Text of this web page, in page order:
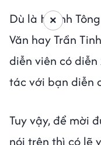
Dù là Huỳnh
Văn hay Trần
diễn viên có
tác với bạn diễn
Tuy vậy, để mời
nói trên thì có lẽ
×